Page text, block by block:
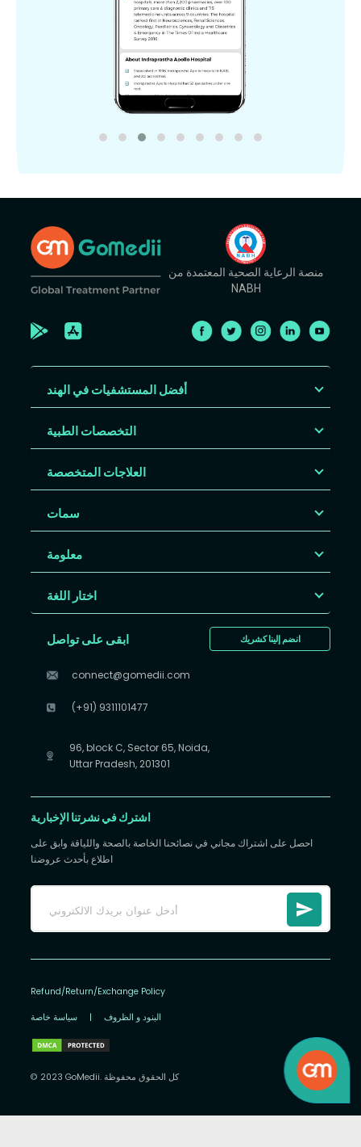
منصة الرعاية الصحية المعتمدة من
NABH
أفضل المستشفيات في الهند
التخصصات الطبية
العلاجات المتخصصة
سمات
معلومة
اختار اللغة
انضم إلينا كشريك ابقى على تواصل
connect@gomedii.com
(+91) 9311101477
96, block C, Sector 65, Noida,
Uttar Pradesh, 201301
اشترك في نشرتنا الإخبارية
احصل على اشتراك مجاني في نصائحنا الخاصة بالصحة واللياقة وابق على
اطلاع بأحدث عروضنا
Refund/Return/Exchange Policy
سياسة خاصة | البنود و الظروف
© 2023 GoMedii. كل الحقوق محفوظة